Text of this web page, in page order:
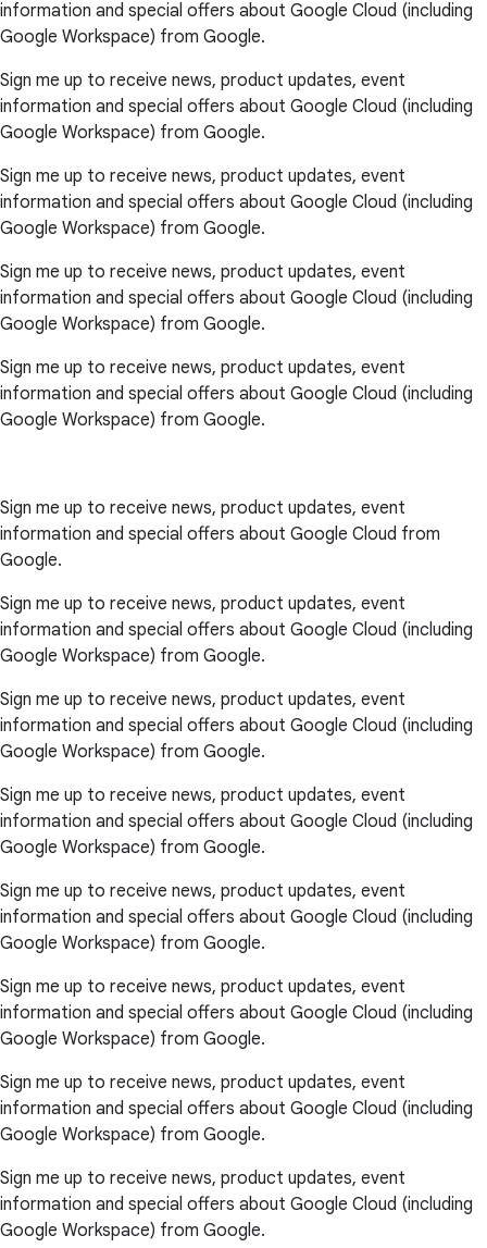
information and special offers about Google Cloud (including
Google Workspace) from Google.
Sign me up to receive news, product updates, event
information and special offers about Google Cloud (including
Google Workspace) from Google.
Sign me up to receive news, product updates, event
information and special offers about Google Cloud (including
Google Workspace) from Google.
Sign me up to receive news, product updates, event
information and special offers about Google Cloud (including
Google Workspace) from Google.
Sign me up to receive news, product updates, event
information and special offers about Google Cloud (including
Google Workspace) from Google.
Sign me up to receive news, product updates, event
information and special offers about Google Cloud from
Google.
Sign me up to receive news, product updates, event
information and special offers about Google Cloud (including
Google Workspace) from Google.
Sign me up to receive news, product updates, event
information and special offers about Google Cloud (including
Google Workspace) from Google.
Sign me up to receive news, product updates, event
information and special offers about Google Cloud (including
Google Workspace) from Google.
Sign me up to receive news, product updates, event
information and special offers about Google Cloud (including
Google Workspace) from Google.
Sign me up to receive news, product updates, event
information and special offers about Google Cloud (including
Google Workspace) from Google.
Sign me up to receive news, product updates, event
information and special offers about Google Cloud (including
Google Workspace) from Google.
Sign me up to receive news, product updates, event
information and special offers about Google Cloud (including
Google Workspace) from Google.